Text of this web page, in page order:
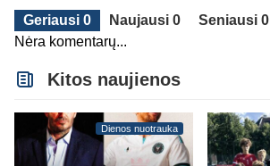
Geriausi 0 Naujausi 0
Seniausi 0
Nėra komentarų...
Kitos naujienos
Dienos nuotrauka